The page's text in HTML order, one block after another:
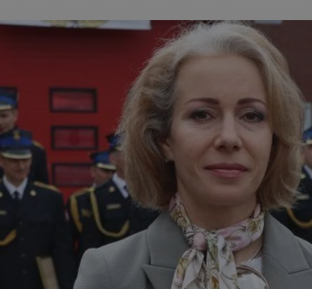
MvSessID
piekaryslaskie.com.pl
VISITOR_PRIVACY_METADATA
YouTube
.youtube.com
NGINX Inc.
bh.contextweb.com
CookieScriptConsent
CookieScript
piekaryslaskie.com.pl
Cloudflare Inc.
.temu.com
Google Privacy Policy